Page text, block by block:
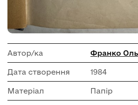
Автор/ка Франко
Дата створення 1984
Матеріал Папір